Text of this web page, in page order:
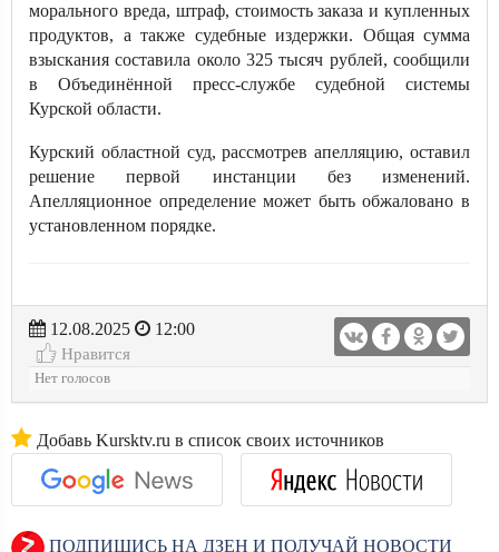
морального вреда, штраф, стоимость заказа и купленных
продуктов, а также судебные издержки. Общая сумма
взыскания составила около 325 тысяч рублей, сообщили
в Объединённой пресс-службе судебной системы
Курской области.
Курский областной суд, рассмотрев апелляцию, оставил
решение первой инстанции без изменений.
Апелляционное определение может быть обжаловано в
установленном порядке.
12.08.2025
12:00
Нравится
Нет голосов
Добавь Kursktv.ru в список своих источников
ПОДПИШИСЬ НА ДЗЕН И ПОЛУЧАЙ НОВОСТИ